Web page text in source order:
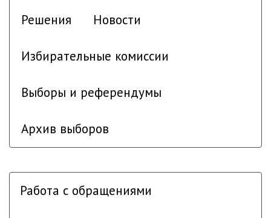
Решения Новости
Избирательные комиссии
Выборы и референдумы
Архив выборов
Работа с обращениями